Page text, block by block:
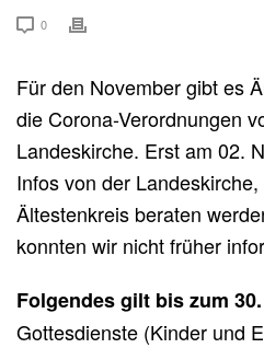
0
Für den November gibt es
die Corona-Verordnungen
Landeskirche. Erst am 02.
Infos von der
Ältestenkreis beraten
konnten wir nicht früher
Folgendes gilt bis zum
Gottesdienste (Kinder und